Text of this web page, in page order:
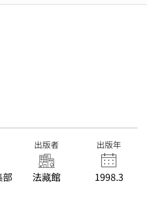
部
出版者
法藏館
出版年
1998.3